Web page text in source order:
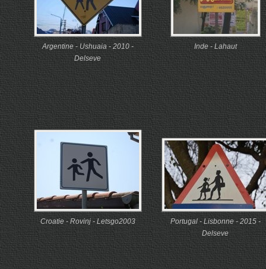
Argentine - Ushuaia - 2010 -
Delseve
Inde - Lahaut
Croatie - Rovinj - Letsgo2003
Portugal - Lisbonne - 2015 -
Delseve